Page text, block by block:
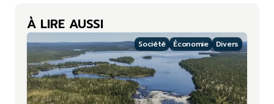
À LIRE AUSSI
Société Économie Divers